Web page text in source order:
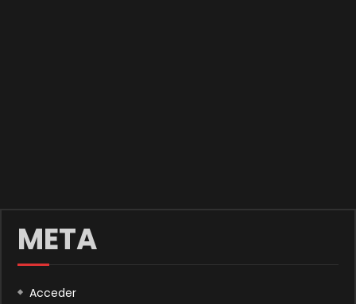
META
Acceder